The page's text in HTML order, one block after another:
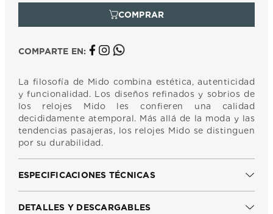
COMPARTE EN:
La filosofía de Mido combina estética, autenticidad
y funcionalidad. Los diseños refinados y sobrios de
los relojes Mido les confieren una calidad
decididamente atemporal. Más allá de la moda y las
tendencias pasajeras, los relojes Mido se distinguen
por su durabilidad.
ESPECIFICACIONES TÉCNICAS
DETALLES Y DESCARGABLES